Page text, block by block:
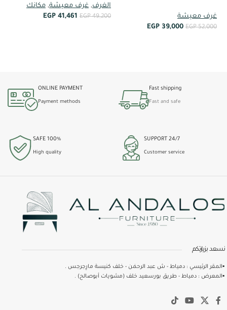
غرف معيشة
EGP52,000
EGP 39,000
الغرف, غرف معيشة, مكانك
EGP49,200
EGP 41,461
Fast shipping
Fast and safe
ONLINE PAYMENT
Payment methods
24/7 SUPPORT
Customer service
100% SAFE
High quality
نسعد بزيارتكم
▪️المقر الرئيسي : دمياط - ش عبد الرحمٰن - خلف كنيسة مارِجرجس .
▪️المعرض : دمياط - طريق بورسعيد خلف (مشويات أبوصالح) .